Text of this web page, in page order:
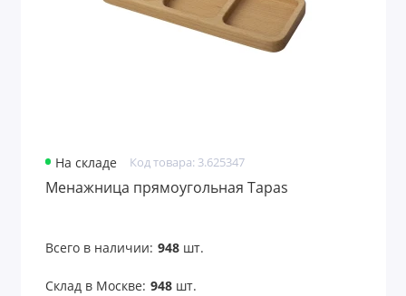
На складе Код товара: 3.625347
Менажница прямоугольная Tapas
Всего в наличии: 948шт.
Склад в Москве: 948шт.